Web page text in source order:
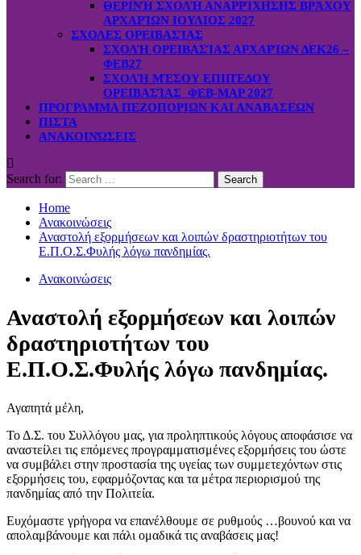
ΘΕΡΙΝΉ ΣΧΟΛΉ ΑΝΑΡΡΊΧΗΣΗΣ ΒΡΆΧΟΥ
ΑΡΧΑΡΊΩΝ ΙΟΥΛΙΟΣ 2027
ΣΧΟΛΕΣ ΟΡΕΙΒΑΣΊΑΣ
ΣΧΟΛΉ ΟΡΕΙΒΑΣΊΑΣ ΑΡΧΑΡΊΩΝ ΔΕΚ26 –
ΦΕΒ27
ΣΧΟΛΉ ΜΈΣΟΥ ΕΠΙΠΈΔΟΥ
ΟΡΕΙΒΑΣΊΑΣ ΦΕΒ-ΜΑΡ 2027
ΠΡΟΓΡΑΜΜΑ ΠΕΖΟΠΟΡΙΩΝ ΚΑΙ ΑΝΑΒΑΣΕΩΝ
ΠΙΣΤΑ
ΑΝΑΚΟΙΝΏΣΕΙΣ
Search for:
Home
Ανακοινώσεις
Αναστολή εξορμήσεων και λοιπών δραστηριοτήτων του
Ε.Π.Ο.Σ.Φυλής λόγω πανδημίας.
Ανακοινώσεις
Αναστολή εξορμήσεων και λοιπών
δραστηριοτήτων του
Ε.Π.Ο.Σ.Φυλής λόγω πανδημίας.
Αγαπητά μέλη,
Το Δ.Σ. του Συλλόγου μας, για προληπτικούς λόγους αποφάσισε να
αναστείλει τις επόμενες προγραμματισμένες εξορμήσεις του ώστε
να συμβάλει στην προστασία της υγείας των συμμετεχόντων στις
εξορμήσεις του, εφαρμόζοντας και τα μέτρα περιορισμού της
πανδημίας από την Πολιτεία.
Ευχόμαστε γρήγορα να επανέλθουμε σε ρυθμούς …βουνού και να
απολαμβάνουμε και πάλι ομαδικά τις αναβάσεις μας!